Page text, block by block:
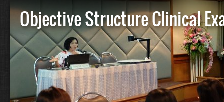
Objective Structure Clinical